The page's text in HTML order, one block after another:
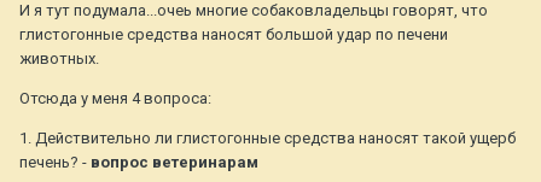
И я тут подумала...очеь многие собаковладельцы говорят, что
глистогонные средства наносят большой удар по печени
животных.
Отсюда у меня 4 вопроса:
1. Действительно ли глистогонные средства наносят такой ущерб
печень? - вопрос ветеринарам